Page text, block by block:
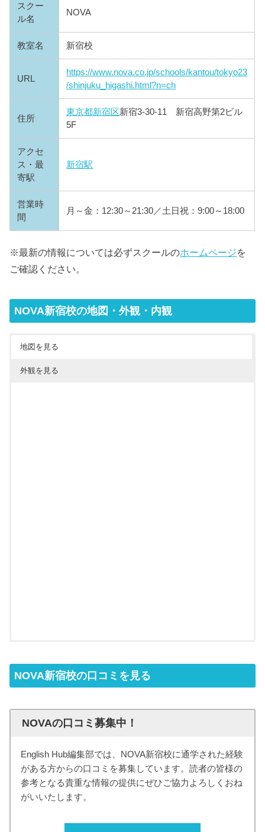
スクー
ル名
NOVA
教室名 新宿校
URL
https://www.nova.co.jp/schools/kantou/tokyo23
/shinjuku_higashi.html?n=ch
住所
東京都新宿区新宿3-30-11 新宿高野第2ビル
5F
アクセ
ス・最
寄駅
新宿駅
営業時
間
月～金：12:30～21:30／土日祝：9:00～18:00
※最新の情報については必ずスクールのホームページを
ご確認ください。
NOVA新宿校の地図・外観・内観
地図を見る
外観を見る
NOVA新宿校の口コミを見る
NOVAの口コミ募集中！
English Hub編集部では、NOVA新宿校に通学された経験
がある方からの口コミを募集しています。読者の皆様の
参考となる貴重な情報の提供にぜひご協力よろしくおね
がいいたします。